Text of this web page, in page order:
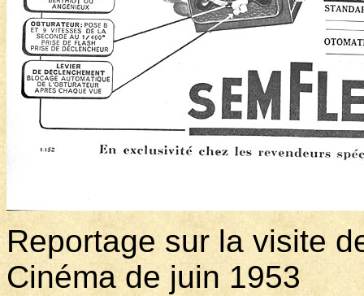
Reportage sur la visite
Cinéma de juin 1953